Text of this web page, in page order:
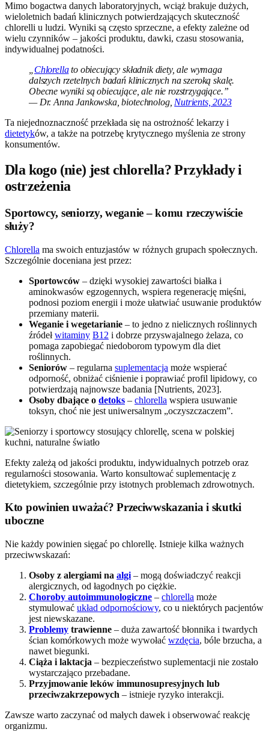
Mimo bogactwa danych laboratoryjnych, wciąż brakuje dużych,
wieloletnich badań klinicznych potwierdzających skuteczność
chlorelli u ludzi. Wyniki są często sprzeczne, a efekty zależne od
wielu czynników – jakości produktu, dawki, czasu stosowania,
indywidualnej podatności.
Chlorellato obiecujący składnik diety, ale wymaga
dalszych rzetelnych badań klinicznych na szeroką skalę.
Obecne wyniki są obiecujące, ale nie rozstrzygające.”
— Dr. Anna Jankowska, biotechnolog, Nutrients, 2023
Ta niejednoznaczność przekłada się na ostrożność lekarzy i
dietetyków, a także na potrzebę krytycznego myślenia ze strony
konsumentów.
Dla kogo (nie) jest chlorella? Przykłady i
ostrzeżenia
Sportowcy, seniorzy, weganie – komu rzeczywiście
służy?
Chlorella ma swoich entuzjastów w różnych grupach społecznych.
Szczególnie doceniana jest przez:
Sportowców – dzięki wysokiej zawartości białka i
aminokwasów egzogennych, wspiera regenerację mięśni,
podnosi poziom energii i może ułatwiać usuwanie produktów
przemiany materii.
Weganie i wegetarianie – to jedno z nielicznych roślinnych
źródełwitaminy B12 i dobrze przyswajalnego żelaza, co
pomaga zapobiegać niedoborom typowym dla diet
roślinnych.
Seniorów – regularna suplementacja może wspierać
odporność, obniżać ciśnienie i poprawiać profil lipidowy, co
potwierdzają najnowsze badania [Nutrients, 2023].
Osoby dbające o detoks – chlorella wspiera usuwanie
toksyn, choć nie jest uniwersalnym „oczyszczaczem”.
Efekty zależą od jakości produktu, indywidualnych potrzeb oraz
regularności stosowania. Warto konsultować suplementację z
dietetykiem, szczególnie przy istotnych problemach zdrowotnych.
Kto powinien uważać? Przeciwwskazania i skutki
uboczne
Nie każdy powinien sięgać po chlorellę. Istnieje kilka ważnych
przeciwwskazań:
Osoby z alergiami na algi – mogą doświadczyć reakcji
alergicznych, od łagodnych po ciężkie.
Choroby autoimmunologiczne – chlorella może
stymulować układ odpornościowy, co u niektórych pacjentów
jest niewskazane.
Problemy trawienne – duża zawartość błonnika i twardych
ścian komórkowych może wywołać wzdęcia, bóle brzucha, a
nawet biegunki.
Ciąża i laktacja – bezpieczeństwo suplementacji nie zostało
wystarczająco przebadane.
Przyjmowanie leków immunosupresyjnych lub
przeciwzakrzepowych – istnieje ryzyko interakcji.
Zawsze warto zaczynać od małych dawek i obserwować reakcję
organizmu.